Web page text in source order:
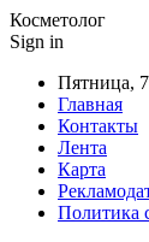
Косметолог
Sign in
Пятница, 7
Главная
Контакты
Лента
Карта
Политика